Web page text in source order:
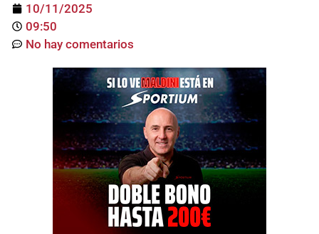
10/11/2025
09:50
No hay comentarios